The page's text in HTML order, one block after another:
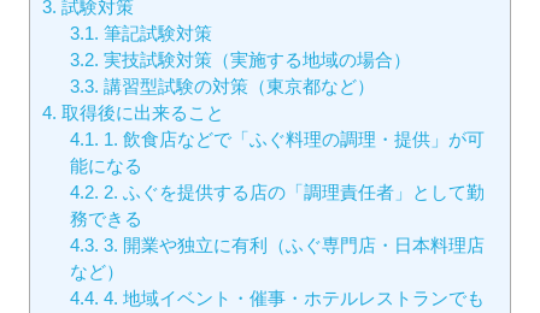
3. 試験対策
3.1. 筆記試験対策
3.2. 実技試験対策（実施する地域の場合）
3.3. 講習型試験の対策（東京都など）
4. 取得後に出来ること
4.1. 1. 飲食店などで「ふぐ料理の調理・提供」が可
能になる
4.2. 2. ふぐを提供する店の「調理責任者」として勤
務できる
4.3. 3. 開業や独立に有利（ふぐ専門店・日本料理店
など）
4.4. 4. 地域イベント・催事・ホテルレストランでも